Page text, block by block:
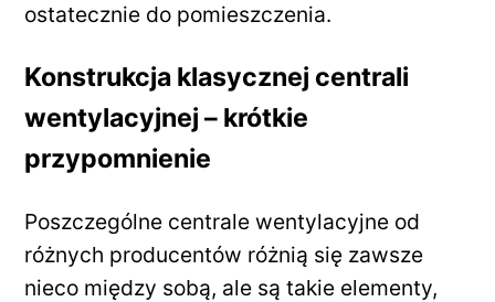
ostatecznie do pomieszczenia.
Konstrukcja klasycznej centrali
wentylacyjnej – krótkie
przypomnienie
Poszczególne centrale wentylacyjne od
różnych producentów różnią się zawsze
nieco między sobą, ale są takie elementy,